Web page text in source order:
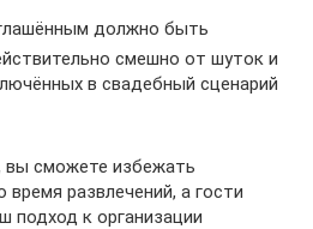
должно быть
смешно от шуток и
в свадебный сценарий
сможете избежать
время развлечений, а гости
подход к организации